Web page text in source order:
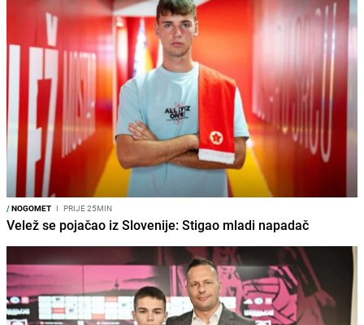
/NOGOMET I PRIJE 25MIN
Velež se pojačao iz Slovenije: Stigao mladi napadač